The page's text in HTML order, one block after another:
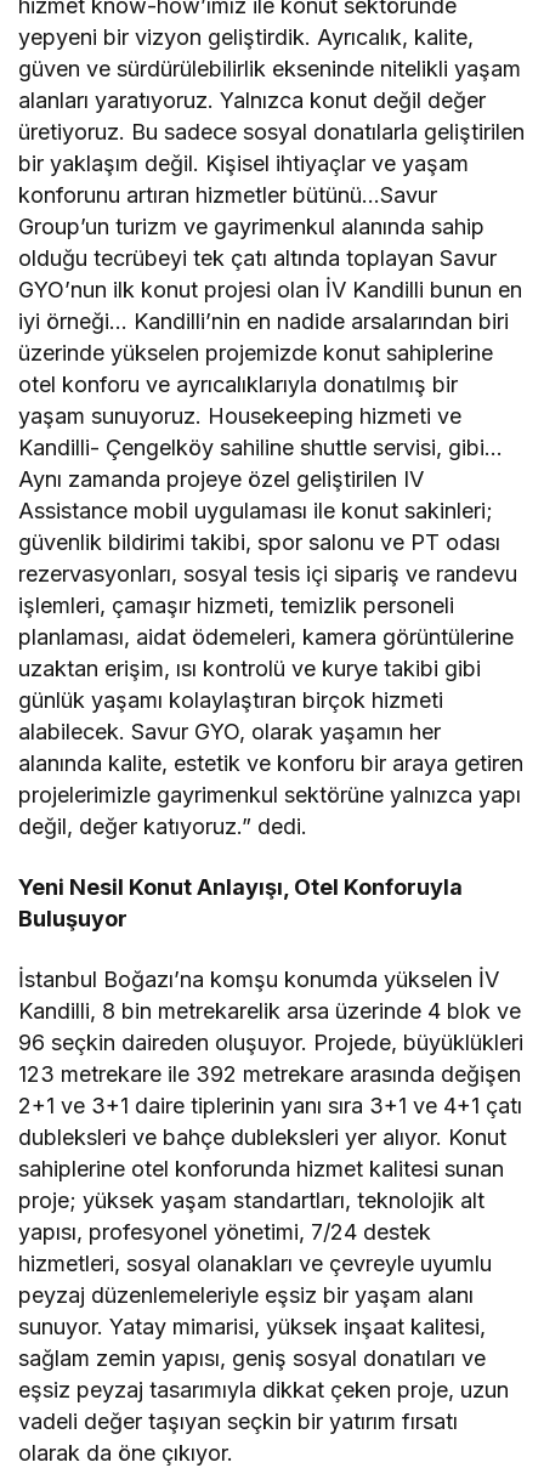
hizmet know-how’ımız ile konut sektöründe
yepyeni bir vizyon geliştirdik. Ayrıcalık, kalite,
güven ve sürdürülebilirlik ekseninde nitelikli yaşam
alanları yaratıyoruz. Yalnızca konut değil değer
üretiyoruz. Bu sadece sosyal donatılarla geliştirilen
bir yaklaşım değil. Kişisel ihtiyaçlar ve yaşam
konforunu artıran hizmetler bütünü…Savur
Group’un turizm ve gayrimenkul alanında sahip
olduğu tecrübeyi tek çatı altında toplayan Savur
GYO’nun ilk konut projesi olan İV Kandilli bunun en
iyi örneği… Kandilli’nin en nadide arsalarından biri
üzerinde yükselen projemizde konut sahiplerine
otel konforu ve ayrıcalıklarıyla donatılmış bir
yaşam sunuyoruz. Housekeeping hizmeti ve
Kandilli- Çengelköy sahiline shuttle servisi, gibi…
Aynı zamanda projeye özel geliştirilen IV
Assistance mobil uygulaması ile konut sakinleri;
güvenlik bildirimi takibi, spor salonu ve PT odası
rezervasyonları, sosyal tesis içi sipariş ve randevu
işlemleri, çamaşır hizmeti, temizlik personeli
planlaması, aidat ödemeleri, kamera görüntülerine
uzaktan erişim, ısı kontrolü ve kurye takibi gibi
günlük yaşamı kolaylaştıran birçok hizmeti
alabilecek. Savur GYO, olarak yaşamın her
alanında kalite, estetik ve konforu bir araya getiren
projelerimizle gayrimenkul sektörüne yalnızca yapı
değil, değer katıyoruz.” dedi.
Yeni Nesil Konut Anlayışı, Otel Konforuyla
Buluşuyor
İstanbul Boğazı’na komşu konumda yükselen İV
Kandilli, 8 bin metrekarelik arsa üzerinde 4 blok ve
96 seçkin daireden oluşuyor. Projede, büyüklükleri
123 metrekare ile 392 metrekare arasında değişen
2+1 ve 3+1 daire tiplerinin yanı sıra 3+1 ve 4+1 çatı
dubleksleri ve bahçe dubleksleri yer alıyor. Konut
sahiplerine otel konforunda hizmet kalitesi sunan
proje; yüksek yaşam standartları, teknolojik alt
yapısı, profesyonel yönetimi, 7/24 destek
hizmetleri, sosyal olanakları ve çevreyle uyumlu
peyzaj düzenlemeleriyle eşsiz bir yaşam alanı
sunuyor. Yatay mimarisi, yüksek inşaat kalitesi,
sağlam zemin yapısı, geniş sosyal donatıları ve
eşsiz peyzaj tasarımıyla dikkat çeken proje, uzun
vadeli değer taşıyan seçkin bir yatırım fırsatı
olarak da öne çıkıyor.